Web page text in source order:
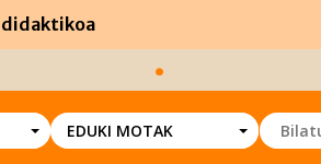
EDUKI MOTAK